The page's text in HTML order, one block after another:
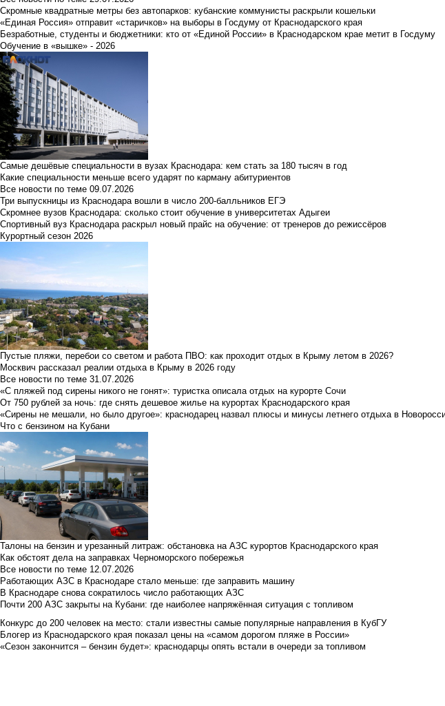
Скромные квадратные метры без автопарков: кубанские коммунисты раскрыли кошельки
«Единая Россия» отправит «старичков» на выборы в Госдуму от Краснодарского края
Безработные, студенты и бюджетники: кто от «Единой России» в Краснодарском крае метит в Госдуму
Обучение в «вышке» - 2026
Самые дешёвые специальности в вузах Краснодара: кем стать за 180 тысяч в год
Какие специальности меньше всего ударят по карману абитуриентов
Все новости по теме 09.07.2026
Три выпускницы из Краснодара вошли в число 200-балльников ЕГЭ
Скромнее вузов Краснодара: сколько стоит обучение в университетах Адыгеи
Спортивный вуз Краснодара раскрыл новый прайс на обучение: от тренеров до режиссёров
Курортный сезон 2026
Пустые пляжи, перебои со светом и работа ПВО: как проходит отдых в Крыму летом в 2026?
Москвич рассказал реалии отдыха в Крыму в 2026 году
Все новости по теме 31.07.2026
«С пляжей под сирены никого не гонят»: туристка описала отдых на курорте Сочи
От 750 рублей за ночь: где снять дешевое жилье на курортах Краснодарского края
«Сирены не мешали, но было другое»: краснодарец назвал плюсы и минусы летнего отдыха в
Что с бензином на Кубани
Талоны на бензин и урезанный литраж: обстановка на АЗС курортов Краснодарского края
Как обстоят дела на заправках Черноморского побережья
Все новости по теме 12.07.2026
Работающих АЗС в Краснодаре стало меньше: где заправить машину
В Краснодаре снова сократилось число работающих АЗС
Почти 200 АЗС закрыты на Кубани: где наиболее напряжённая ситуация с топливом
Конкурс до 200 человек на место: стали известны самые популярные направления в КубГУ
Блогер из Краснодарского края показал цены на «самом дорогом пляже в России»
«Сезон закончится – бензин будет»: краснодарцы опять встали в очереди за топливом